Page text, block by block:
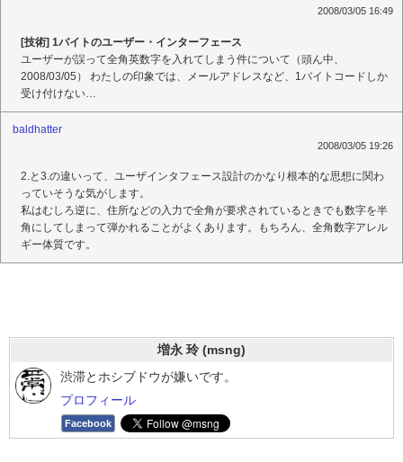
2008/03/05 16:49
[技術] 1バイトのユーザー・インターフェース
ユーザーが誤って全角英数字を入れてしまう件について（頭ん中、
2008/03/05） わたしの印象では、メールアドレスなど、1バイトコードしか
受け付けない…
baldhatter
2008/03/05 19:26
2.と3.の違いって、ユーザインタフェース設計のかなり根本的な思想に関わ
っていそうな気がします。
私はむしろ逆に、住所などの入力で全角が要求されているときでも数字を半
角にしてしまって弾かれることがよくあります。もちろん、全角数字アレル
ギー体質です。
増永 玲 (msng)
渋滞とホシブドウが嫌いです。
プロフィール
Facebook